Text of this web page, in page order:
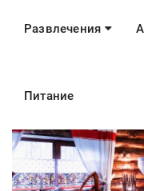
Развлечения
Питание